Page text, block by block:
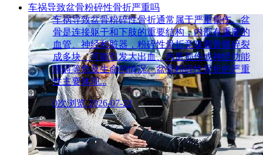
车祸导致盆骨粉碎性骨折严重吗
车祸导致盆骨粉碎性骨折通常属于严重损伤。盆
骨是连接躯干和下肢的重要结构，内部有重要的
血管、神经和脏器，粉碎性骨折意味着骨骼碎裂
成多块，可能引发大出血、内脏损伤或神经功能
障碍等危及生命的情况。盆骨粉碎性骨折的严重
性主要体现...
0次浏览 2026-07-22